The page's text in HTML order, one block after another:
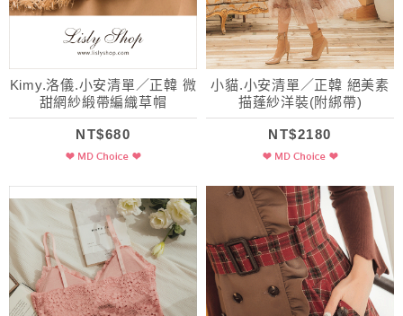
Kimy.洛儀.小安清單／正韓 微
甜網紗緞帶編織草帽
NT$680
小貓.小安清單／正韓 絕美素
描蓬紗洋裝(附綁帶)
NT$2180